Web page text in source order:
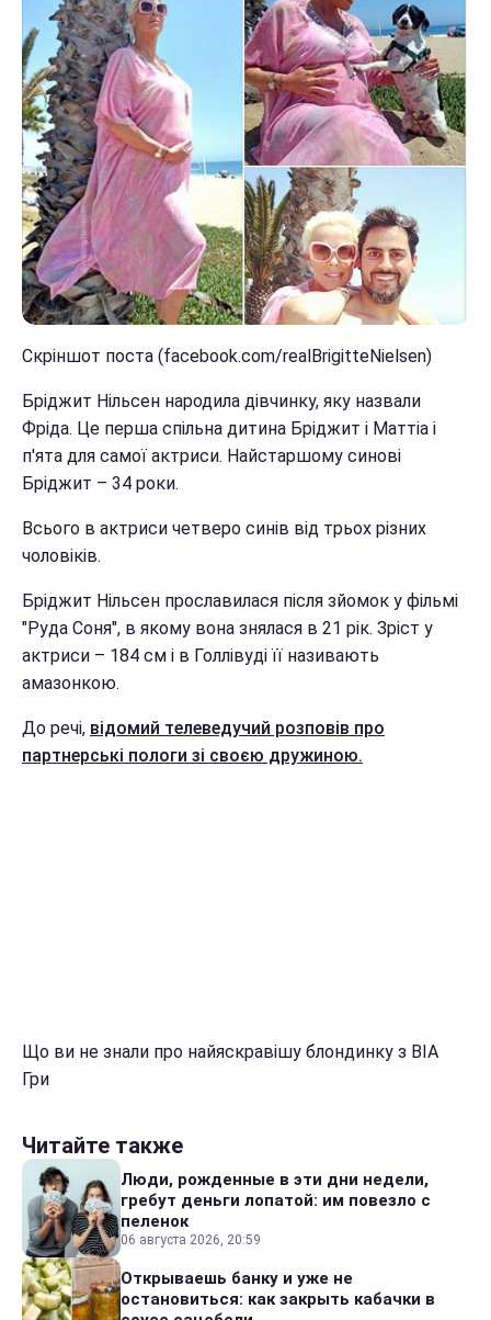
Скріншот поста (facebook.com/realBrigitteNielsen)
Бріджит Нільсен народила дівчинку, яку назвали
Фріда. Це перша спільна дитина Бріджит і Маттіа і
п'ята для самої актриси. Найстаршому синові
Бріджит – 34 роки.
Всього в актриси четверо синів від трьох різних
чоловіків.
Бріджит Нільсен прославилася після зйомок у фільмі
"Руда Соня", в якому вона знялася в 21 рік. Зріст у
актриси – 184 см і в Голлівуді її називають
амазонкою.
До речі, відомий телеведучий розповів про
партнерські пологи зі своєю дружиною.
Що ви не знали про найяскравішу блондинку з ВІА
Гри
Читайте также
Люди, рожденные в эти дни недели,
гребут деньги лопатой: им повезло с
пеленок
06 августа 2026, 20:59
Открываешь банку и уже не
остановиться: как закрыть кабачки в